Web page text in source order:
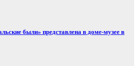
были» представлена в доме-музее в